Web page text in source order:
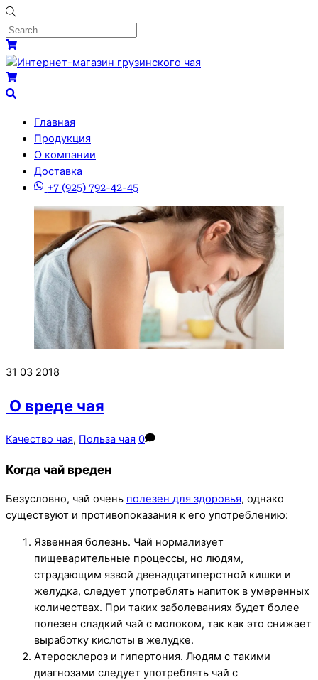
Skip
to
content
Menu
Cart
Cart
Search
Главная
Продукция
О компании
Доставка
+7 (925) 792-42-45
31 03 2018
О вреде чая
Качество чая, Польза чая 0
Когда чай вреден
Безусловно, чай очень полезен для здоровья, однако
существуют и противопоказания к его употреблению:
Язвенная болезнь. Чай нормализует
пищеварительные процессы, но людям,
страдающим язвой двенадцатиперстной кишки и
желудка, следует употреблять напиток в умеренных
количествах. При таких заболеваниях будет более
полезен сладкий чай с молоком, так как это снижает
выработку кислоты в желудке.
Атеросклероз и гипертония. Людям с такими
диагнозами следует употреблять чай с